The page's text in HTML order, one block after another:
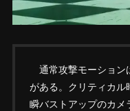
通常攻撃モーション
がある。クリティカル
瞬バストアップのカメ